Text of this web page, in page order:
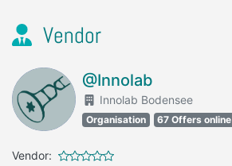
Vendor
@Innolab
Innolab Bodensee
Organisation 67 Offers online
Vendor: